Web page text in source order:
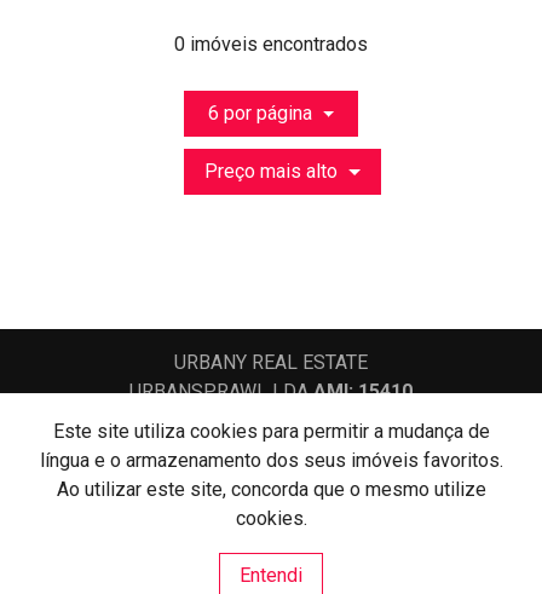
Este site utiliza cookies para permitir a mudança de
língua e o armazenamento dos seus imóveis favoritos.
Ao utilizar este site, concorda que o mesmo utilize
cookies.
Entendi
0 imóveis encontrados
6 por página
Preço mais alto
URBANY REAL ESTATE
URBANSPRAWL LDAAMI: 15410
Centros de Resolução de Litígios
Política de Privacidade
Livro de Reclamações
Website e CRM Imobiliário